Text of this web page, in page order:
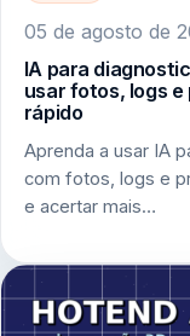
05 de agosto de
IA para
usar fotos, logs e
rápido
Aprenda a usar IA
com fotos, logs e
e acertar mais…